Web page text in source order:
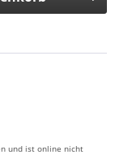
und ist online nicht